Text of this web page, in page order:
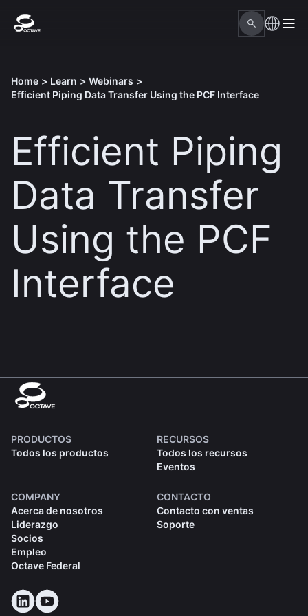
Home > Learn > Webinars >
Efficient Piping Data Transfer Using the PCF Interface
Efficient Piping
Data Transfer
Using the PCF
Interface
PRODUCTOS
Todos los productos
RECURSOS
Todos los recursos
Eventos
COMPANY
Acerca de nosotros
Liderazgo
Socios
Empleo
Octave Federal
CONTACTO
Contacto con ventas
Soporte